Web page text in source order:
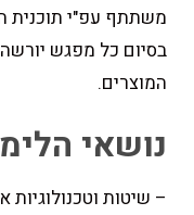
משתתף עפ"י תוכנית
בסיום כל מפגש
המוצרים.
נושאי
– שיטות וטכנולוגיות